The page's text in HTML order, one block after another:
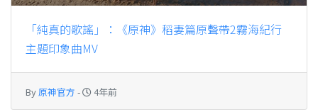
「純真的歌謠」：《原神》稻妻篇原聲帶2霧海紀行
主題印象曲MV
By原神官方 - 4年前